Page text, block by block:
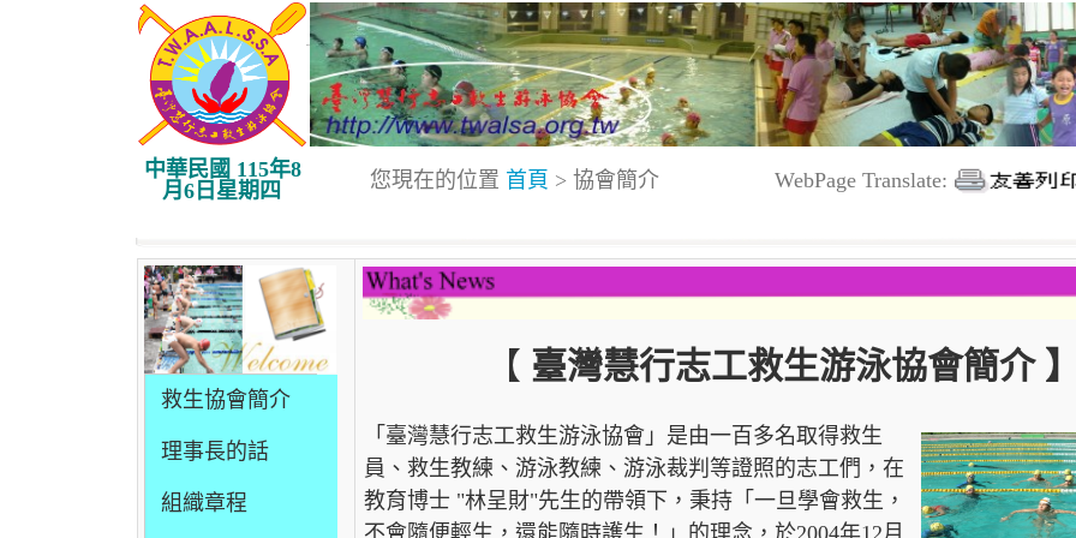
中華民國 115年8
月6日星期四
您現在的位置 首頁 > 協會簡介 WebPage Translate:
救生協會簡介
理事長的話
組織章程
【 臺灣慧行志工救生游泳協會簡介
「臺灣慧行志工救生游泳協會」是由一百多名取得救生
員、救生教練、游泳教練、游泳裁判等證照的志工們，在
教育博士 "林呈財"先生的帶領下，秉持「一旦學會救生，
不會隨便輕生，還能隨時護生！」的理念，於2004年12月